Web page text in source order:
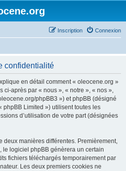
Connexion
Inscription
confidentialité
en détail comment « oleocene.org »
ci-après par « nous », « notre », « nos »,
phpBB3 ») et phpBB (désigné
phpBB Limited ») utilisent toutes les
d’utilisation de votre part (désignées
deux manières différentes. Premièrement,
logiciel phpBB génèrera un certain
fichiers téléchargés temporairement par
Les deux premiers cookies ne